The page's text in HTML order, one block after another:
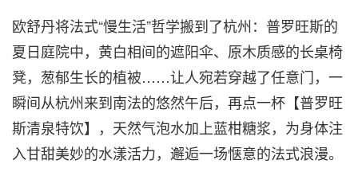
欧舒丹将法式“慢生活”哲学搬到了杭州：普罗旺斯的
夏日庭院中，黄白相间的遮阳伞、原木质感的长桌椅
凳，葱郁生长的植被……让人宛若穿越了任意门，一
瞬间从杭州来到南法的悠然午后，再点一杯【普罗旺
斯清泉特饮】，天然气泡水加上蓝柑糖浆，为身体注
入甘甜美妙的水漾活力，邂逅一场惬意的法式浪漫。